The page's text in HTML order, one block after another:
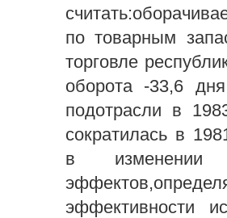
по товарным
торговле
оборота -33,6
подотрасли в
сократилась в
в изменении
эффективности